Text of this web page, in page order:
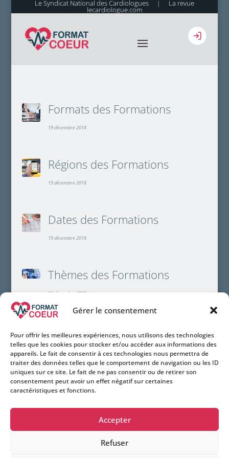
Gérer le consentement
Pour offrir les meilleures expériences, nous utilisons des technologies
telles que les cookies pour stocker et/ou accéder aux informations des
appareils. Le fait de consentir à ces technologies nous permettra de
traiter des données telles que le comportement de navigation ou les ID
uniques sur ce site. Le fait de ne pas consentir ou de retirer son
consentement peut avoir un effet négatif sur certaines
caractéristiques et fonctions.
Accepter
Refuser
Le Syndicat National des Cardiologues | La revue
lecardiologue.com
Formats des Formations
19 décembre 2018
Régions des Formations
19 décembre 2018
Dates des Formations
19 décembre 2018
Thèmes des Formations
12 décembre 2018
Toutes nos Formations
Le catalogue des formations ANDPC et FAF-
PM
7 février 2018
Li
n
X